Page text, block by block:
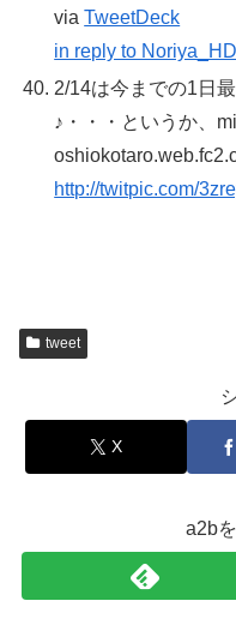
viaTweetDeck
in reply to
2/14は今までの1日
♪・・・というか、
http://twitpic.com/
tweet
X
a2b